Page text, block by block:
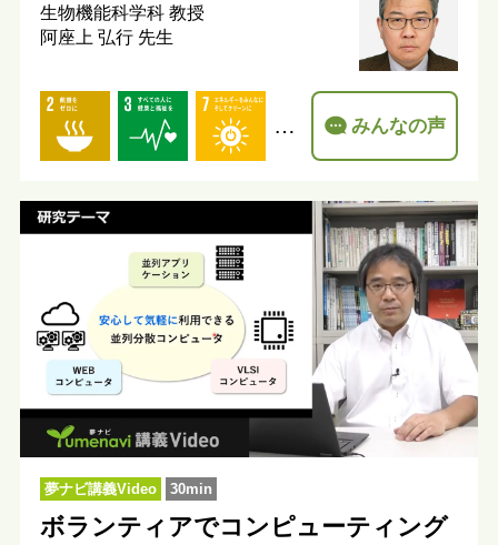
生物機能科学科 教授
阿座上 弘行 先生
… みんなの声
夢ナビ講義Video 30min
ボランティアでコンピューティング